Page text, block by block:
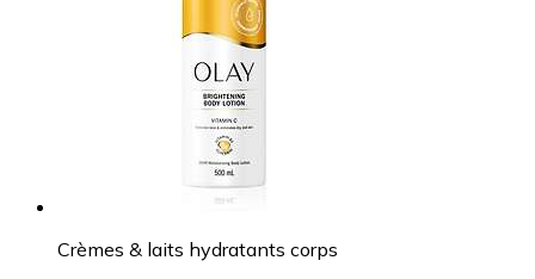
Crèmes & laits hydratants corps